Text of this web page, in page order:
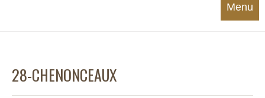
Menu
28-CHENONCEAUX